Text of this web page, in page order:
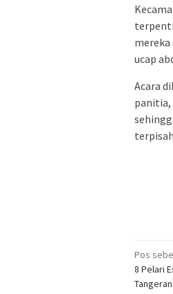
ucap
Acara
panitia,
pos
Pos
8 Pelari